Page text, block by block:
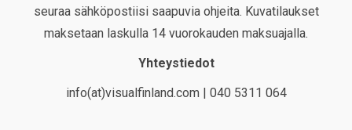
seuraa sähköpostiisi saapuvia ohjeita. Kuvatilaukset
maksetaan laskulla 14 vuorokauden maksuajalla.
Yhteystiedot
info(at)visualfinland.com | 040 5311 064